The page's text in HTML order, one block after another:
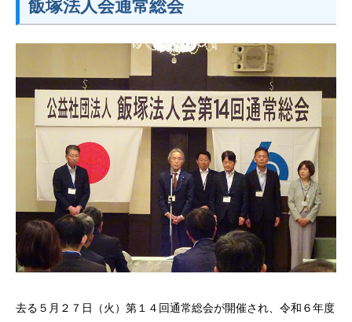
飯塚法人会通常総会
去る５月２７日（火）第１４回通常総会が開催され、令和６年度